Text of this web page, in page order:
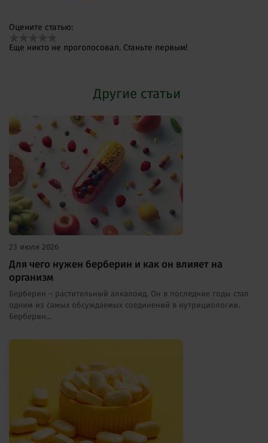
Оцените статью:
Еще никто не проголосовал. Станьте первым!
Другие статьи
23 июля 2026
Для чего нужен берберин и как он влияет на
организм
Берберин – растительный алкалоид. Он в последние годы стал
одним из самых обсуждаемых соединений в нутрициологии.
Берберин...